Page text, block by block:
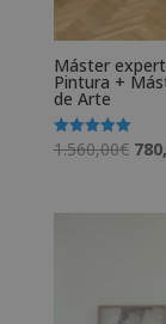
Máster
Pintura +
de Arte
Valorado
con
1.560,00€ El